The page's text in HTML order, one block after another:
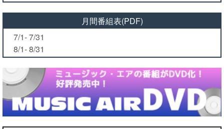
月間番組表(PDF)
7/1- 7/31
8/1- 8/31